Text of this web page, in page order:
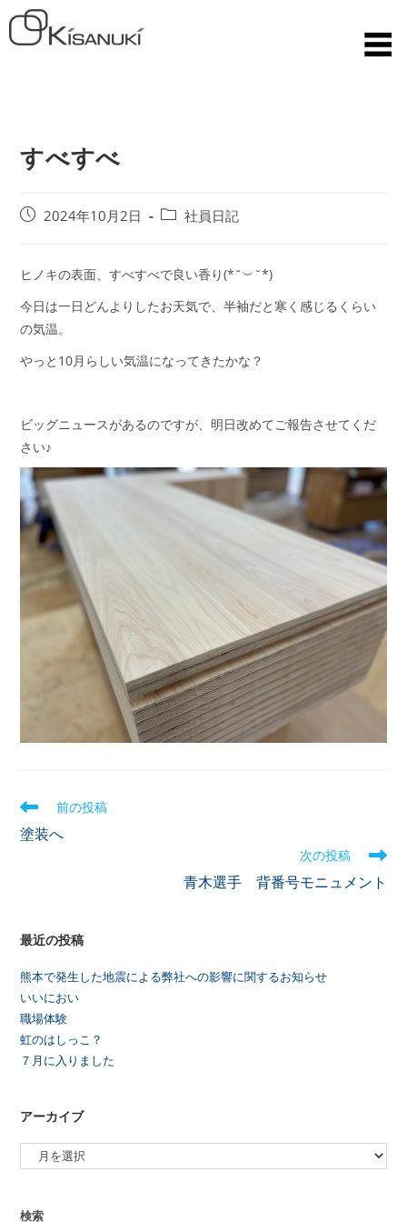
すべすべ
2024年10月2日 社員日記
ヒノキの表面、すべすべで良い香り(*˘︶˘*)
今日は一日どんよりしたお天気で、半袖だと寒く感じるくらい
の気温。
やっと10月らしい気温になってきたかな？
ビッグニュースがあるのですが、明日改めてご報告させてくだ
さい♪
前の投稿
塗装へ
次の投稿
青木選手 背番号モニュメント
最近の投稿
熊本で発生した地震による弊社への影響に関するお知らせ
いいにおい
職場体験
虹のはしっこ？
７月に入りました
アーカイブ
検索